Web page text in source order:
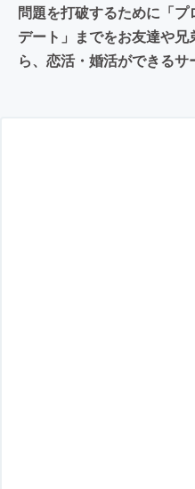
問題を打破するために「
デート」までをお友達や
ら、恋活・婚活ができるサ